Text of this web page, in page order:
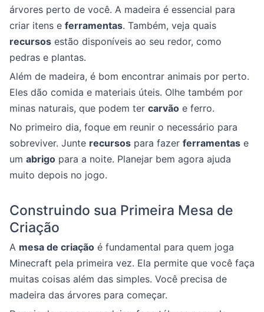
árvores perto de você. A madeira é essencial para
criar itens e ferramentas. Também, veja quais
recursos estão disponíveis ao seu redor, como
pedras e plantas.
Além de madeira, é bom encontrar animais por perto.
Eles dão comida e materiais úteis. Olhe também por
minas naturais, que podem ter carvão e ferro.
No primeiro dia, foque em reunir o necessário para
sobreviver. Junte recursos para fazer ferramentas e
um abrigo para a noite. Planejar bem agora ajuda
muito depois no jogo.
Construindo sua Primeira Mesa de
Criação
A mesa de criação é fundamental para quem joga
Minecraft pela primeira vez. Ela permite que você faça
muitas coisas além das simples. Você precisa de
madeira das árvores para começar.